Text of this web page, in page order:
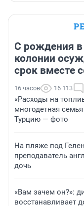
С рождения в
колонии
срок вместе
16 часов 16 113
«Расходы на
многодетная
Турцию — фото
На пляже под
преподаватель
дочь
«Вам зачем он?»:
восстанавливает